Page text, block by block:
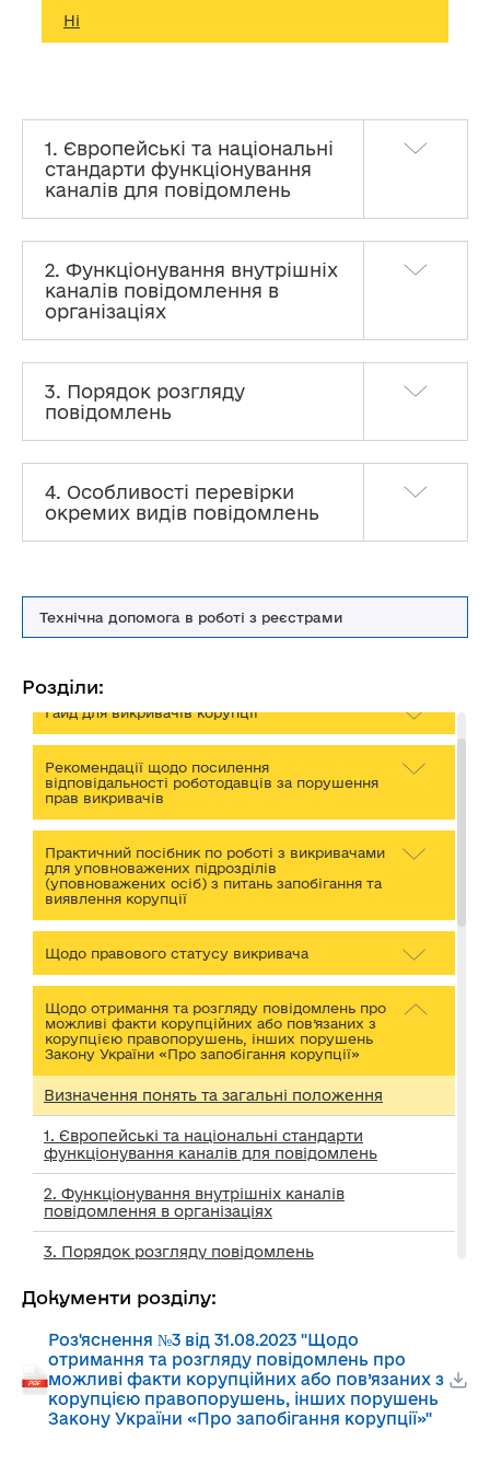
Технічна допомога в роботі з реєстрами
Розділи:
Гайд для викривачів корупції
Рекомендації щодо посилення
відповідальності роботодавців за порушення
прав викривачів
Практичний посібник по роботі з викривачами
для уповноважених підрозділів
(уповноважених осіб) з питань запобігання та
виявлення корупції
Щодо правового статусу викривача
Щодо отримання та розгляду повідомлень про
можливі факти корупційних або пов’язаних з
корупцією правопорушень, інших порушень
Закону України «Про запобігання корупції»
Визначення понять та загальні положення
1. Європейські та національні стандарти
функціонування каналів для повідомлень
2. Функціонування внутрішніх каналів
повідомлення в організаціях
3. Порядок розгляду повідомлень
4. Особливості перевірки окремих видів
повідомлень
Єдиний портал повідомлень викривачів
Науково-практичний коментар законодавства
України про захист викривачів корупції
Документи розділу:
Роз'яснення №3 від 31.08.2023 "Щодо
отримання та розгляду повідомлень про
можливі факти корупційних або пов’язаних з
корупцією правопорушень, інших порушень
Закону України «Про запобігання корупції»"
Ні
1. Європейські та національні
стандарти функціонування
каналів для повідомлень
2. Функціонування внутрішніх
каналів повідомлення в
організаціях
3. Порядок розгляду
повідомлень
4. Особливості перевірки
окремих видів повідомлень